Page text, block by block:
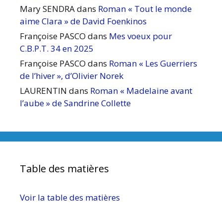
Mary SENDRAdans Roman « Tout le monde
aime Clara » de David Foenkinos
Françoise PASCO dans Mes voeux pour
C.B.P.T. 34 en 2025
Françoise PASCO dans Roman « Les Guerriers
de l’hiver », d’Olivier Norek
LAURENTIN dans Roman « Madelaine avant
l’aube » de Sandrine Collette
Table des matières
Voir la table des matières